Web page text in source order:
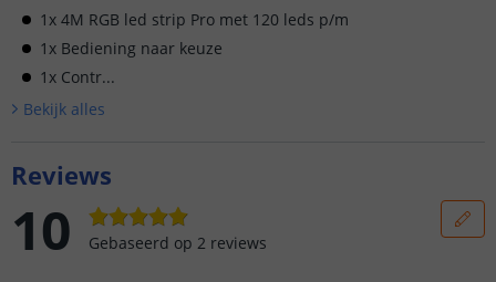
1x 4M RGB led strip Pro met 120 leds p/m
1x Bediening naar keuze
1x Contr...
Bekijk alles
Reviews
10 Gebaseerd op 2 reviews